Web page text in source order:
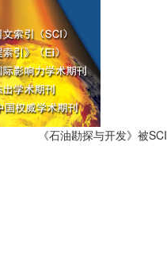
《石油勘探与开发》被